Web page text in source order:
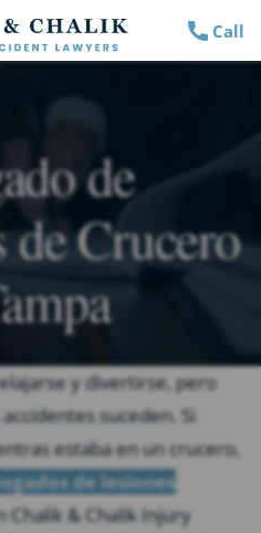
Call
de
de Crucero
y divertirse, pero
suceden. Si
estaba en un crucero,
de lesiones
Chalik & Chalik Injury